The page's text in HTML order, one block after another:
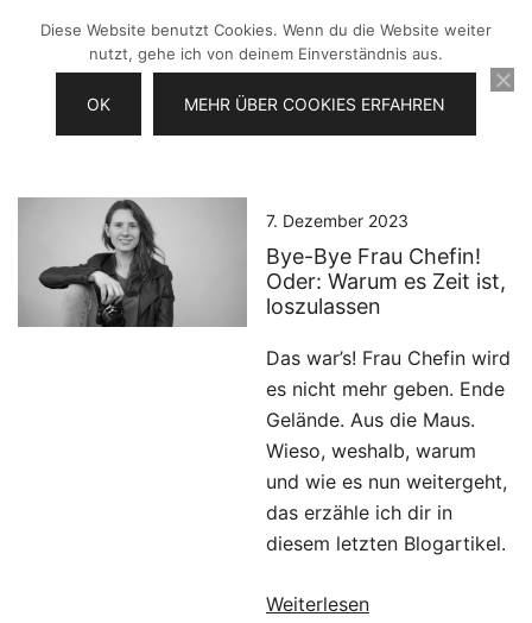
springen
7. Dezember 2023
Bye-Bye Frau Chefin!
Oder: Warum es Zeit ist,
loszulassen
Das war’s! Frau Chefin wird
es nicht mehr geben. Ende
Gelände. Aus die Maus.
Wieso, weshalb, warum
und wie es nun weitergeht,
das erzähle ich dir in
diesem letzten Blogartikel.
Weiterlesen
Diese Website benutzt Cookies. Wenn du die Website weiter
nutzt, gehe ich von deinem Einverständnis aus.
OK MEHR ÜBER COOKIES ERFAHREN